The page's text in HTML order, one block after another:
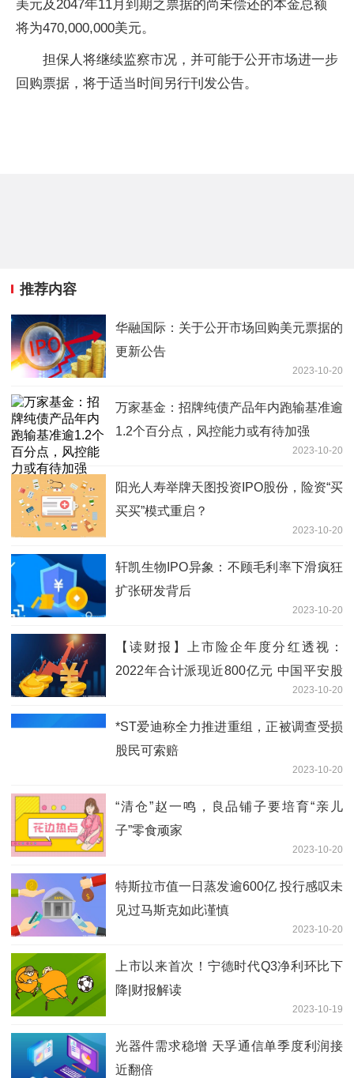
美元及2047年11月到期之票据的尚未偿还的本金总额
将为470,000,000美元。
担保人将继续监察市况，并可能于公开市场进一步
回购票据，将于适当时间另行刊发公告。
推荐内容
华融国际：关于公开市场回购美元票据的
更新公告
2023-10-20
万家基金：招牌纯债产品年内跑输基准逾
1.2个百分点，风控能力或有待加强
2023-10-20
阳光人寿举牌天图投资IPO股份，险资“买
买买”模式重启？
2023-10-20
轩凯生物IPO异象：不顾毛利率下滑疯狂
扩张研发背后
2023-10-20
【读财报】上市险企年度分红透视：
2022年合计派现近800亿元 中国平安股
2023-10-20
*ST爱迪称全力推进重组，正被调查受损
股民可索赔
2023-10-20
“清仓”赵一鸣，良品铺子要培育“亲儿
子”零食顽家
2023-10-20
特斯拉市值一日蒸发逾600亿 投行感叹未
见过马斯克如此谨慎
2023-10-20
上市以来首次！宁德时代Q3净利环比下
降|财报解读
2023-10-19
光器件需求稳增 天孚通信单季度利润接
近翻倍